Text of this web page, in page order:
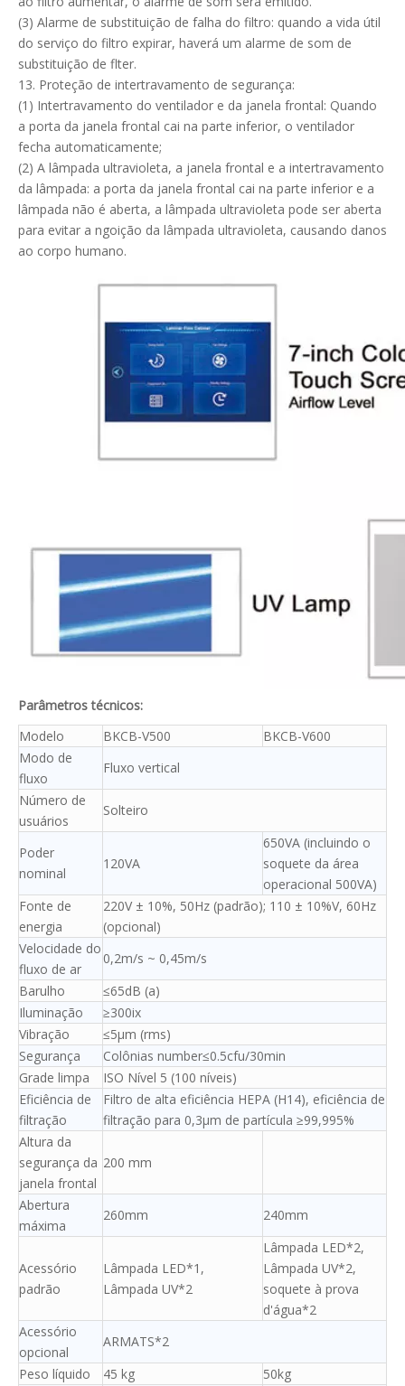
(3) Alarme de substituição de falha do filtro: quando a vida útil
do serviço do filtro expirar, haverá um alarme de som de
substituição de flter.
13. Proteção de intertravamento de segurança:
(1) Intertravamento do ventilador e da janela frontal: Quando
a porta da janela frontal cai na parte inferior, o ventilador
fecha automaticamente;
(2) A lâmpada ultravioleta, a janela frontal e a intertravamento
da lâmpada: a porta da janela frontal cai na parte inferior e a
lâmpada não é aberta, a lâmpada ultravioleta pode ser aberta
para evitar a ngoição da lâmpada ultravioleta, causando danos
ao corpo humano.
Parâmetros técnicos:
Modelo
BKCB-V500
BKCB-V600
Modo de
fluxo
Fluxo vertical
Número de
usuários
Solteiro
Poder
nominal
120VA
650VA (incluindo o
soquete da área
operacional 500VA)
Fonte de
energia
220V ± 10%, 50Hz (padrão); 110 ± 10%V, 60Hz
(opcional)
Velocidade do
fluxo de ar
0,2m/s ~ 0,45m/s
Barulho
≤65dB (a)
Iluminação
≥300ix
Vibração
≤5μm (rms)
Segurança
Colônias number≤0.5cfu/30min
Grade limpa
ISO Nível 5 (100 níveis)
Eficiência de
filtração
Filtro de alta eficiência HEPA (H14), eficiência de
filtração para 0,3μm de partícula ≥99,995%
Altura da
segurança da
janela frontal
200 mm
Abertura
máxima
260mm 240mm
Acessório
padrão
Lâmpada LED*1,
Lâmpada UV*2
Lâmpada LED*2,
Lâmpada UV*2,
soquete à prova
d'água*2
Acessório
opcional
ARMATS*2
Peso líquido
45 kg
50kg